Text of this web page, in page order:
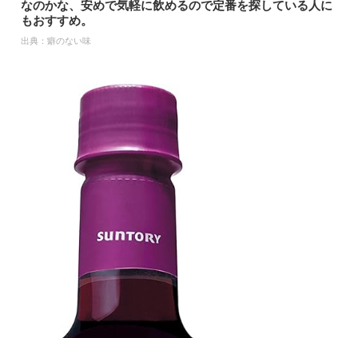
なのかな、安めで気軽に飲めるので定番を探している人に
もおすすめ。
出典： 癖のない味